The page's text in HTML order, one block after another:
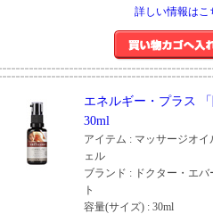
詳しい情報はこ
エネルギー・プラス
30ml
アイテム : マッサージオイ
ェル
ブランド : ドクター・エバ
ト
容量(サイズ) : 30ml